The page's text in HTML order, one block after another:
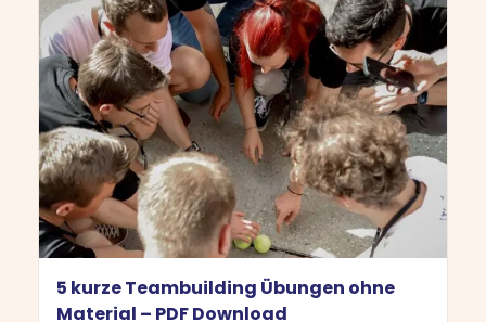
5 kurze Teambuilding Übungen ohne
Material – PDF Download